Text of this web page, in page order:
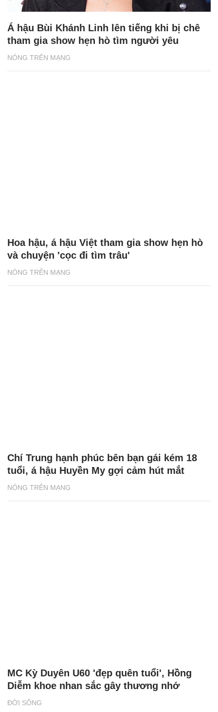
NÓNG TRÊN MẠNG
Á hậu Bùi Khánh Linh lên tiếng khi bị chê
tham gia show hẹn hò tìm người yêu
NÓNG TRÊN MẠNG
Hoa hậu, á hậu Việt tham gia show hẹn hò
và chuyện 'cọc đi tìm trâu'
NÓNG TRÊN MẠNG
Chí Trung hạnh phúc bên bạn gái kém 18
tuổi, á hậu Huyền My gợi cảm hút mắt
ĐỜI SỐNG
MC Kỳ Duyên U60 'đẹp quên tuổi', Hồng
Diễm khoe nhan sắc gây thương nhớ